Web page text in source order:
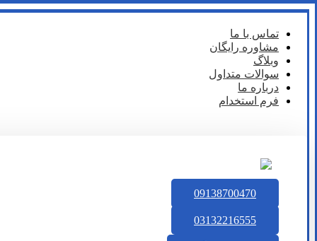
تماس با ما
مشاوره رایگان
وبلاگ
سوالات متداول
درباره ما
فرم استخدام
09138700470
03132216555